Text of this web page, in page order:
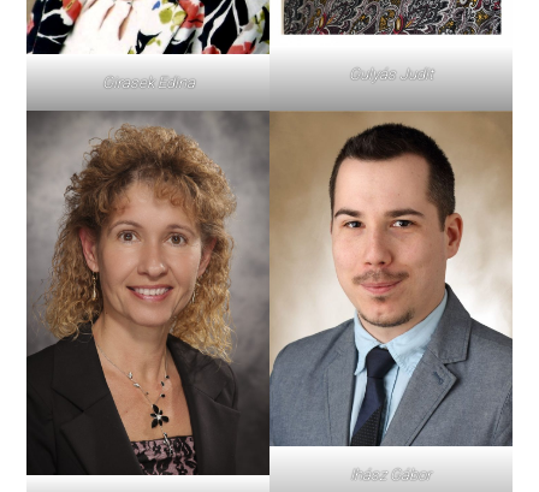
Girasek Edina Gulyás Judit
Ihász Gábor